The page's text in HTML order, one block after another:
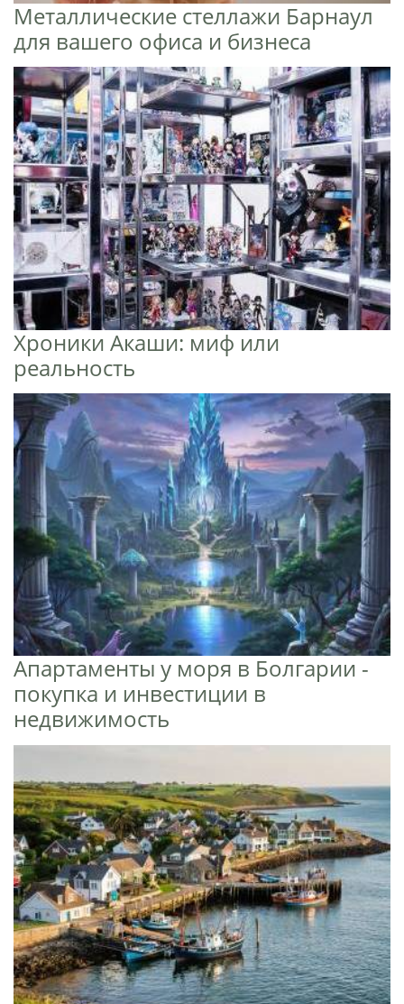
Металлические стеллажи Барнаул
для вашего офиса и бизнеса
Хроники Акаши: миф или
реальность
Апартаменты у моря в Болгарии -
покупка и инвестиции в
недвижимость